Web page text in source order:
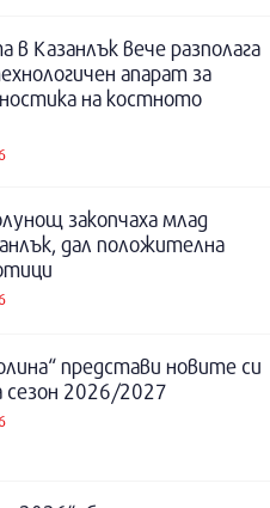
в Казанлък вече разполага
апарат за
на костното
закопчаха млад
дал положителна
представи новите си
сезон 2026/2027